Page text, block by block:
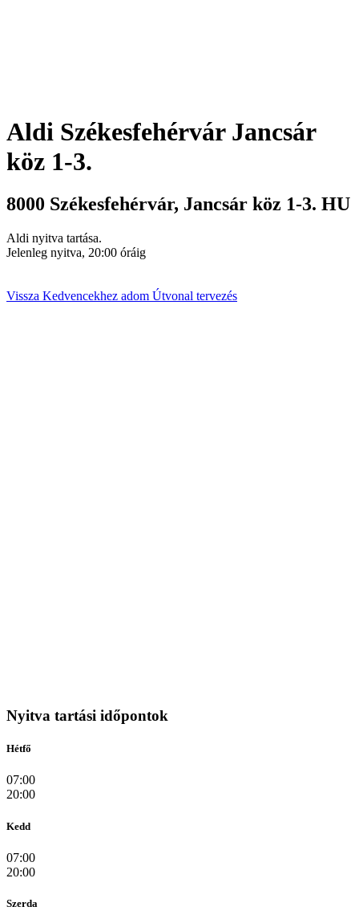
Aldi Székesfehérvár Jancsár
köz 1-3.
8000 Székesfehérvár, Jancsár köz 1-3. HU
Aldi nyitva tartása.
Jelenleg nyitva, 20:00 óráig
Vissza Kedvencekhez adom Útvonal tervezés
Nyitva tartási időpontok
Hétfő
07:00
20:00
Kedd
07:00
20:00
Szerda